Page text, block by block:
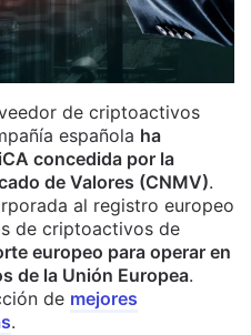
de criptoactivos
española ha
concedida por la
de Valores (CNMV).
al registro europeo
de criptoactivos de
europeo para operar en
de la Unión Europea.
de mejores
.